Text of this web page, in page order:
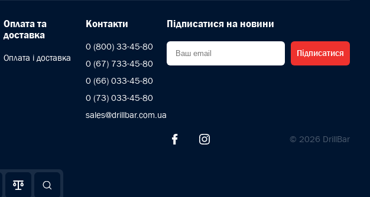
Оплата та
доставка
Оплата і доставка
Контакти
0 (800) 33-45-80
0 (67) 733-45-80
0 (66) 033-45-80
0 (73) 033-45-80
sales@drillbar.com.ua
Підписатися на новини
Підписатися
© 2026 DrillBar